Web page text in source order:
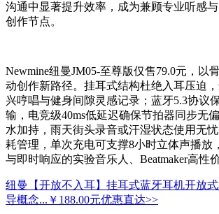
沟通中显著提升效率，成为兼顾专业听感
创作节点。
Newmine纽曼JM05-至尊版仅售79.0元，以
动创作新路径。挂耳式结构杜绝入耳压迫
兴哼唱与健身间隙灵感记录；蓝牙5.3协议
输，电竞级40ms低延迟确保节拍器同步无
水加持，雨天街头录音或汗湿状态使用无
耗管理，单次充电可支撑8小时立体声播放
与即时响应的实验音乐人、Beatmaker高性
纽曼【开放不入耳】挂耳式蓝牙耳机开放
导概念... ￥188.00元优惠直达>>